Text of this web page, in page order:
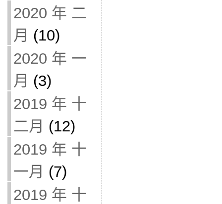
2020 年 二
月 (10)
2020 年 一
月 (3)
2019 年 十
二月 (12)
2019 年 十
一月 (7)
2019 年 十